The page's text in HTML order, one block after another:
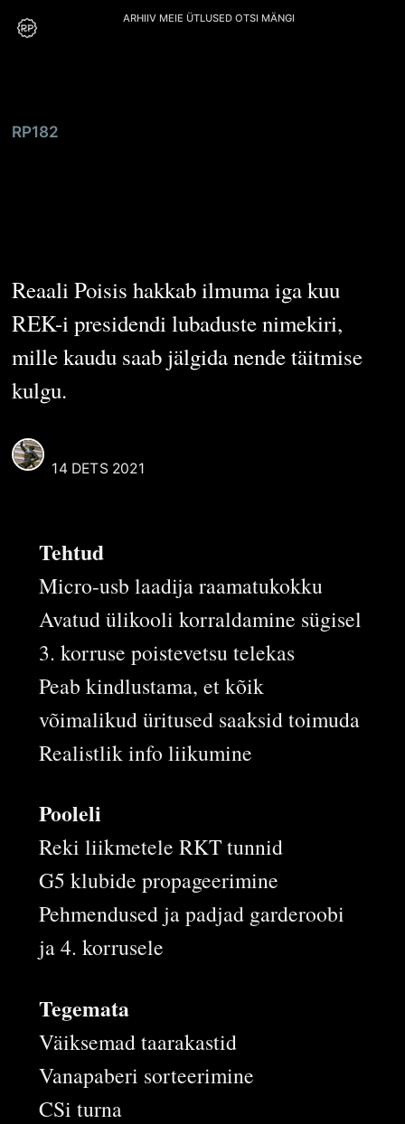
ARHIIV MEIE ÜTLUSED OTSI MÄNGI
RP182
Reaali Poisis hakkab ilmuma iga kuu
REK-i presidendi lubaduste nimekiri,
mille kaudu saab jälgida nende täitmise
kulgu.
14 DETS 2021
Tehtud
Micro-usb laadija raamatukokku
Avatud ülikooli korraldamine sügisel
3. korruse poistevetsu telekas
Peab kindlustama, et kõik
võimalikud üritused saaksid toimuda
Realistlik info liikumine
Pooleli
Reki liikmetele RKT tunnid
G5 klubide propageerimine
Pehmendused ja padjad garderoobi
ja 4. korrusele
Tegemata
Väiksemad taarakastid
Vanapaberi sorteerimine
CSi turna